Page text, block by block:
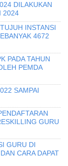
DILAKUKAN
2024
INSTANSI
4672
PADA TAHUN
PEMDA
SAMPAI
GURU
GURU DI
CARA DAPAT